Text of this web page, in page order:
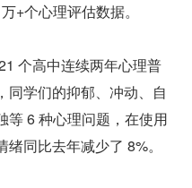
+个心理评估数据。
个高中连续两年心理普
同学们的抑郁、冲动、自
等 6 种心理问题，在使用
同比去年减少了 8%。